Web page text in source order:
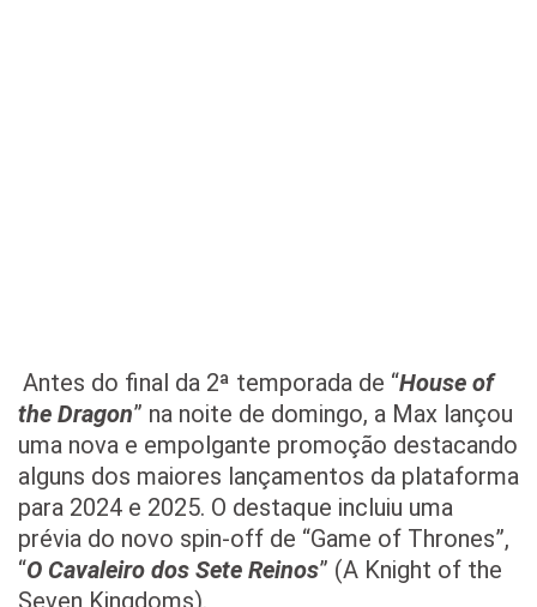
Antes do final da 2ª temporada de “House of
the Dragon” na noite de domingo, a Max lançou
uma nova e empolgante promoção destacando
alguns dos maiores lançamentos da plataforma
para 2024 e 2025. O destaque incluiu uma
prévia do novo spin-off de “Game of Thrones”,
“O Cavaleiro dos Sete Reinos” (A Knight of the
Seven Kingdoms).